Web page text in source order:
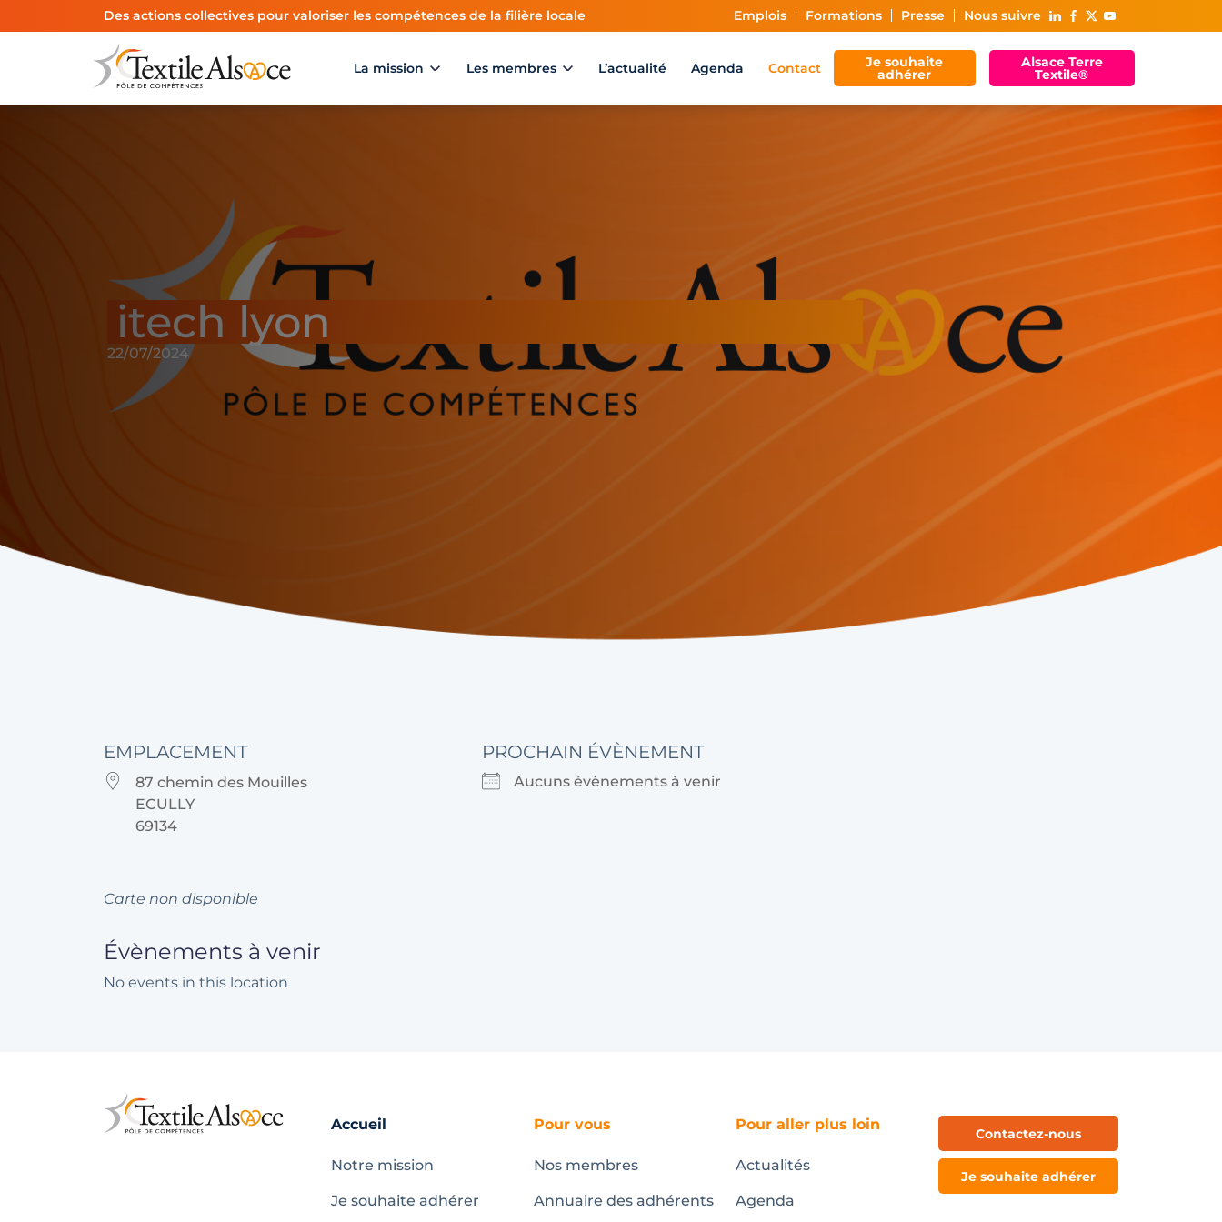
Des actions collectives pour valoriser les compétences de la filière locale Emplois Formations Presse Nous suivre
La mission Les membres L’actualité Agenda Contact Je souhaite
adhérer
Alsace Terre
Textile®
itech lyon
22/07/2024
EMPLACEMENT
87 chemin des Mouilles
ECULLY
69134
PROCHAIN ÉVÈNEMENT
Aucuns évènements à venir
Carte non disponible
Évènements à venir
No events in this location
Accueil
Notre mission
Je souhaite adhérer
Pour vous
Nos membres
Annuaire des adhérents
Pour aller plus loin
Actualités
Agenda
Contactez-nous
Je souhaite adhérer
Panneau de gestion des cookies